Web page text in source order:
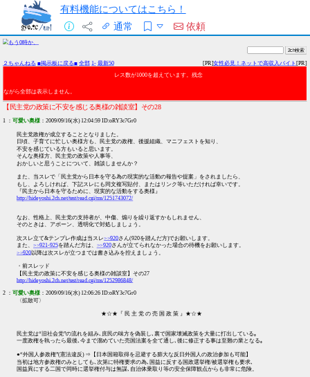
有料機能についてはこちら！
通常
依頼